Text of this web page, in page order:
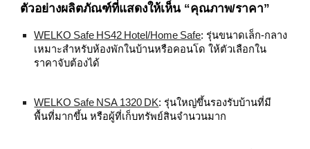
ตัวอย่างผลิตภัณฑ์ที่แสดงให้เห็น “คุณภาพ/ราคา”
WELKO Safe HS42 Hotel/Home Safe: รุ่นขนาดเล็ก‑กลาง
เหมาะสำหรับห้องพักในบ้านหรือคอนโด ให้ตัวเลือกใน
ราคาจับต้องได้
WELKO Safe NSA 1320 DK: รุ่นใหญ่ขึ้นรองรับบ้านที่มี
พื้นที่มากขึ้น หรือผู้ที่เก็บทรัพย์สินจำนวนมาก